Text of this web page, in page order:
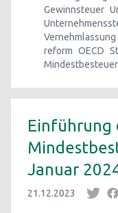
Gewinnsteuer
Vernehmlassung
reform OECD
Einführung
Januar
21.12.2023